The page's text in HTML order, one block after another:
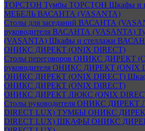
ТОРСТОН Тумбы ТОРСТОН Шкафы и
МЕБЕЛЬ ВАСАНТА (VASANTA)
Столы для заседаний ВАСАНТА
руководителя ВАСАНТА (VASANTA)
(VASANTA) Шкафы и стеллажи
ОНИКС ДИРЕКТ (ONIX DIRECT)
Столы переговоров ОНИКС ДИРЕКТ
руководителя ОНИКС ДИРЕКТ (ONIX
ОНИКС ДИРЕКТ (ONIX DIRECT)
ОНИКС ДИРЕКТ (ONIX DIRECT)
ОНИКС ДИРЕКТ ЛЮКС (ONIX
Столы руководителя ОНИКС
DIRECT LUX) ТУМБЫ ОНИКС
DIRECT LUX) ШКАФЫ ОНИКС